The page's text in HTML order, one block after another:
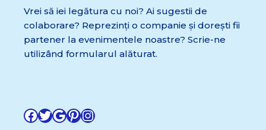
Vrei să iei legătura cu noi? Ai sugestii de
colaborare? Reprezinți o companie și dorești fii
partener la evenimentele noastre? Scrie-ne
utilizând formularul alăturat.